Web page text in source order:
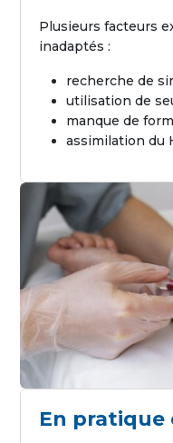
Plusieurs facteurs
inadaptés :
recherche de
utilisation de
manque de
assimilation du
En pratique